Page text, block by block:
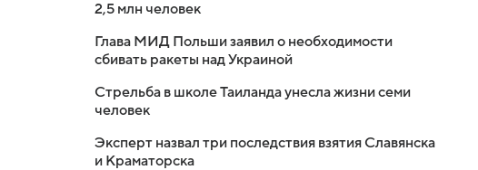
2,5 млн человек
Глава МИД Польши заявил о необходимости
сбивать ракеты над Украиной
Стрельба в школе Таиланда унесла жизни семи
человек
Эксперт назвал три последствия взятия Славянска
и Краматорска